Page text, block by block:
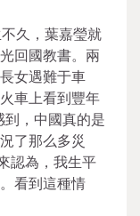
久，葉嘉瑩就
回國教書。兩
女遇難于車
車上看到豐年
，中國真的是
了那么多災
認為，我生平
看到這種情